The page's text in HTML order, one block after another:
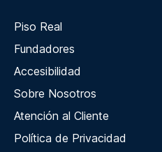
Piso Real
Fundadores
Accesibilidad
Sobre Nosotros
Atención al Cliente
Política de Privacidad